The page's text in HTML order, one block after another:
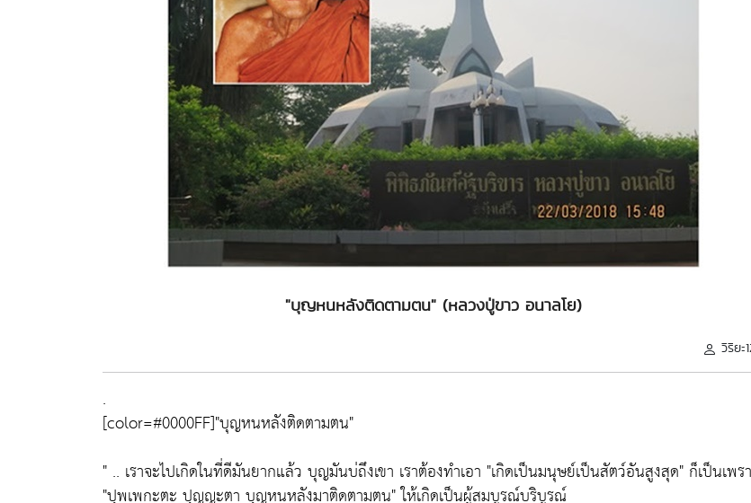
"บุญหนหลังติดตามตน" (หลวงปู่ขาว อนาลโย)
วิริยะ
.
[color=#0000FF]"บุญหนหลังติดตามตน"
" .. เราจะไปเกิดในที่ดีมันยากแล้ว บุญมันบ่ถึงเขา เราต้องทำเอา "เกิดเป็นมนุษย์เป็นสัตว์อันสูงสุด" ก็เป็นเพร
"ปุพเพกะตะ ปุญญะตา บุญหนหลังมาติดตามตน"ให้เกิดเป็นผู้สมบูรณ์บริบูรณ์